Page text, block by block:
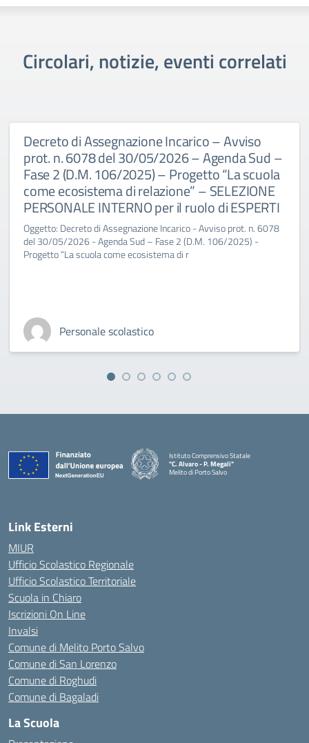
Circolari, notizie, eventi correlati
Decreto di Assegnazione Incarico – Avviso
prot. n. 6078 del 30/05/2026 – Agenda Sud –
Fase 2 (D.M. 106/2025) – Progetto “La scuola
come ecosistema di relazione” – SELEZIONE
PERSONALE INTERNO per il ruolo di ESPERTI
Oggetto: Decreto di Assegnazione Incarico - Avviso prot. n. 6078
del 30/05/2026 - Agenda Sud – Fase 2 (D.M. 106/2025) -
Progetto “La scuola come ecosistema di r
Personale scolastico
Istituto Comprensivo Statale
"C. Alvaro - P. Megali"
Melito di Porto Salvo
Link Esterni
MIUR
Ufficio Scolastico Regionale
Ufficio Scolastico Territoriale
Scuola in Chiaro
Iscrizioni On Line
Invalsi
Comune di Melito Porto Salvo
Comune di San Lorenzo
Comune di Roghudi
Comune di Bagaladi
La Scuola